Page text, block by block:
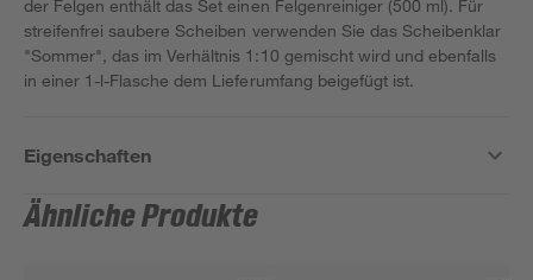
der Felgen enthält das Set einen Felgenreiniger (500 ml). Für
streifenfrei saubere Scheiben verwenden Sie das Scheibenklar
"Sommer", das im Verhältnis 1:10 gemischt wird und ebenfalls
in einer 1-l-Flasche dem Lieferumfang beigefügt ist.
Eigenschaften
Ähnliche Produkte